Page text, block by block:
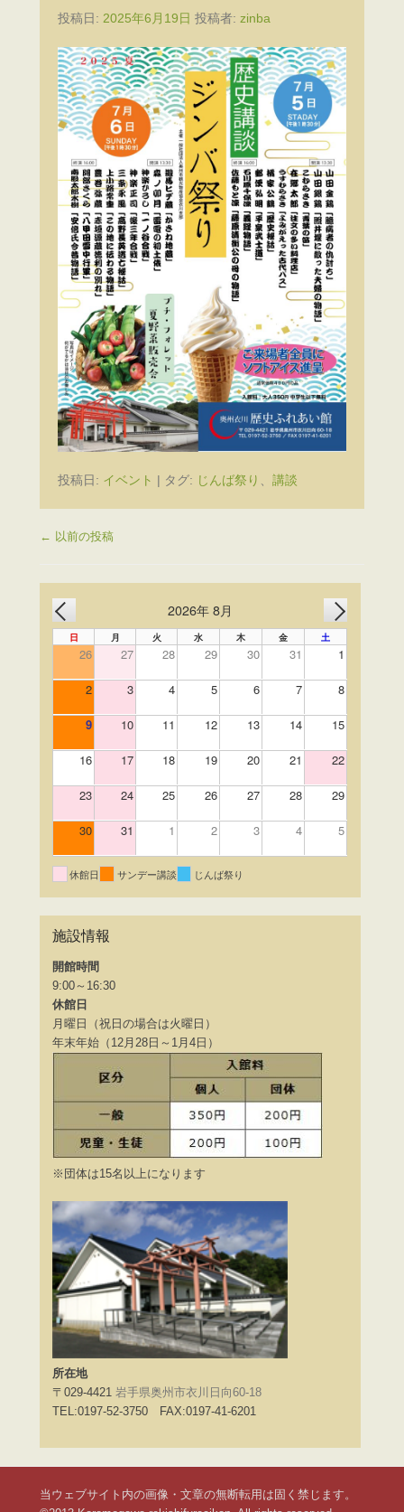
投稿日: 2025年6月19日 投稿者: zinba
投稿日: イベント | タグ: じんば祭り 、 講談
投稿ナビゲーション
← 以前の投稿
PREV
2026年 8月
NEXT
日 月 火 水 木 金 土
26 27 28 29 30 31 1
2 3 4 5 6 7 8
9 10 11 12 13 14 15
16 17 18 19 20 21 22
23 24 25 26 27 28 29
30 31 1 2 3 4 5
休館日 サンデー講談 じんば祭り
施設情報
開館時間
9:00～16:30
休館日
月曜日（祝日の場合は火曜日）
年末年始（12月28日～1月4日）
※団体は15名以上になります
所在地
〒029-4421岩手県奥州市衣川日向60-18
TEL:0197-52-3750 FAX:0197-41-6201
当ウェブサイト内の画像・文章の無断転用は固く禁じます。